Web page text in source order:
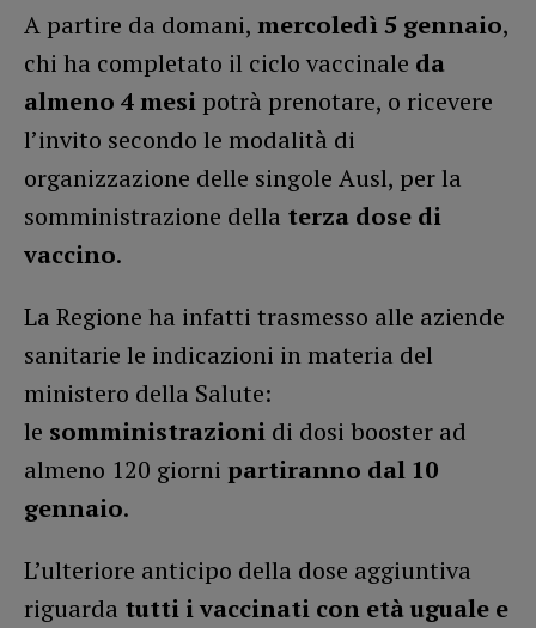
A partire da domani, mercoledì 5 gennaio,
chi ha completato il ciclo vaccinale da
almeno 4 mesi potrà prenotare, o ricevere
l’invito secondo le modalità di
organizzazione delle singole Ausl, per la
somministrazione della terza dose di
vaccino.
La Regione ha infatti trasmesso alle aziende
sanitarie le indicazioni in materia del
ministero della Salute:
le somministrazioni di dosi booster ad
almeno 120 giorni partiranno dal 10
gennaio.
L’ulteriore anticipo della dose aggiuntiva
riguarda tutti i vaccinati con età uguale e